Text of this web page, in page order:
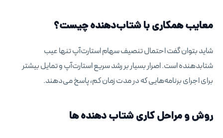
معایب همکاری با شتاب‌دهنده چیست؟
شاید بتوان گفت احتمال تنصیف سهام استارت‌آپ تنها عیب
شتابدهنده است. اصرار بسیار بر رشد سریع استارت‌آپ و تمایل بیشتر
برای اجرای برنامه‌هایی که در مدت زمان کم، پاسخ می‌دهند.
روش و مراحل کاری شتاب دهنده ها